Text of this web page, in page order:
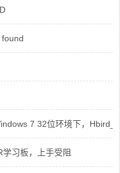
7 32位环境下，
学习板，上手受阻